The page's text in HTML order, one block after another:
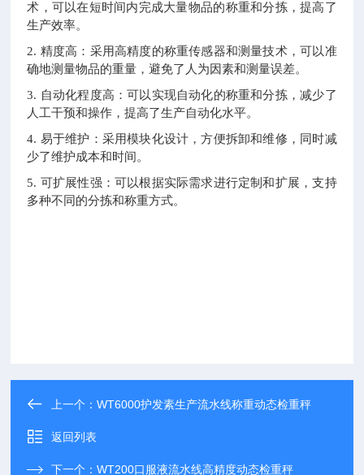
术，可以在短时间内完成大量物品的称重和分拣，提高了
生产效率。
2. 精度高：采用高精度的称重传感器和测量技术，可以准
确地测量物品的重量，避免了人为因素和测量误差。
3. 自动化程度高：可以实现自动化的称重和分拣，减少了
人工干预和操作，提高了生产自动化水平。
4. 易于维护：采用模块化设计，方便拆卸和维修，同时减
少了维护成本和时间。
5. 可扩展性强：可以根据实际需求进行定制和扩展，支持
多种不同的分拣和称重方式。
上一个：WT6000护发素生产流水线称重动态检重秤
返回列表
下一个：WT200口服液流水线高精度动态检重秤